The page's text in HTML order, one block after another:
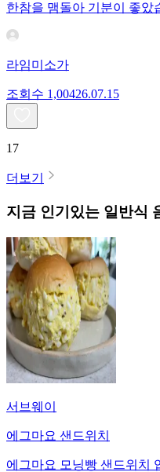
한참을 맴돌아 기분이 좋았
라임미소가
조회수 1,00426.07.15
17
더보기
지금 인기있는 일반식
서브웨이
에그마요 샌드위치
에그마요 모닝빵 샌드위치